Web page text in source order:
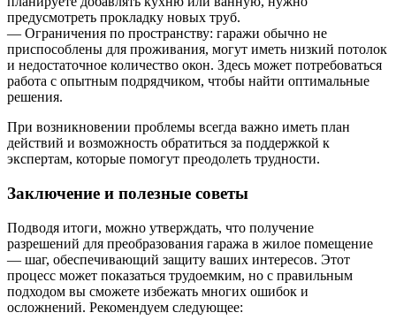
предусмотреть прокладку новых труб.
— Ограничения по пространству: гаражи обычно не
приспособлены для проживания, могут иметь низкий потолок
и недостаточное количество окон. Здесь может потребоваться
работа с опытным подрядчиком, чтобы найти оптимальные
решения.
При возникновении проблемы всегда важно иметь план
действий и возможность обратиться за поддержкой к
экспертам, которые помогут преодолеть трудности.
Заключение и полезные советы
Подводя итоги, можно утверждать, что получение
разрешений для преобразования гаража в жилое помещение
— шаг, обеспечивающий защиту ваших интересов. Этот
процесс может показаться трудоемким, но с правильным
подходом вы сможете избежать многих ошибок и
осложнений. Рекомендуем следующее: